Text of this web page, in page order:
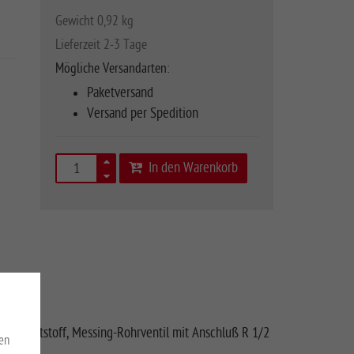
Gewicht 0,92 kg
Lieferzeit 2-3 Tage
Mögliche Versandarten:
Paketversand
Versand per Spedition
In den Warenkorb
Kunststoff, Messing-Rohrventil mit Anschluß R 1/2